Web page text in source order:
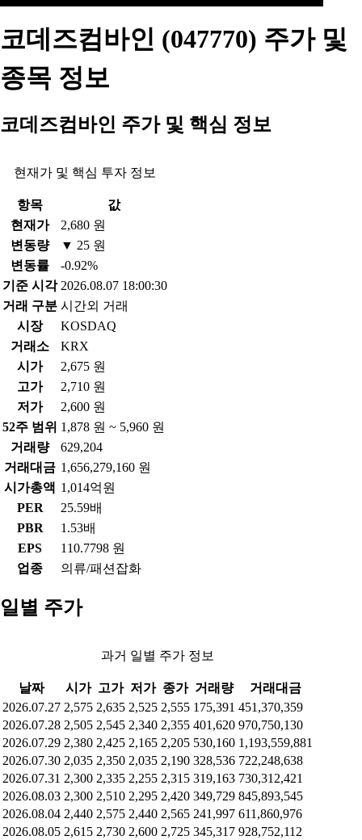
코데즈컴바인 (047770) 주가 및
종목 정보
코데즈컴바인 주가 및 핵심 정보
현재가 및 핵심 투자 정보
항목
값
현재가
2,680 원
변동량
▼ 25 원
변동률
-0.92%
기준 시각 2026.08.07 18:00:30
거래 구분 시간외 거래
시장
KOSDAQ
거래소
KRX
시가
2,675 원
고가
2,710 원
저가
2,600 원
52주 범위 1,878 원 ~ 5,960 원
거래량
629,204
거래대금 1,656,279,160 원
시가총액 1,014억원
PER
25.59배
PBR
1.53배
EPS
110.7798 원
업종
의류/패션잡화
일별 주가
과거 일별 주가 정보
날짜 시가 고가 저가 종가 거래량
거래대금
2026.07.27 2,575 2,635 2,525 2,555 175,391 451,370,359
2026.07.28 2,505 2,545 2,340 2,355 401,620 970,750,130
2026.07.29 2,380 2,425 2,165 2,205 530,160 1,193,559,881
2026.07.30 2,035 2,350 2,035 2,190 328,536 722,248,638
2026.07.31 2,300 2,335 2,255 2,315 319,163 730,312,421
2026.08.03 2,300 2,510 2,295 2,420 349,729 845,893,545
2026.08.04 2,440 2,575 2,440 2,565 241,997 611,860,976
2026.08.05 2,615 2,730 2,600 2,725 345,317 928,752,112